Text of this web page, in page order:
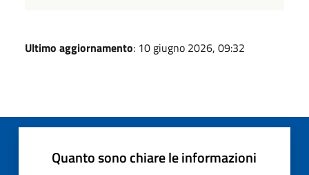
Ultimo aggiornamento: 10 giugno 2026, 09:32
Quanto sono chiare le informazioni